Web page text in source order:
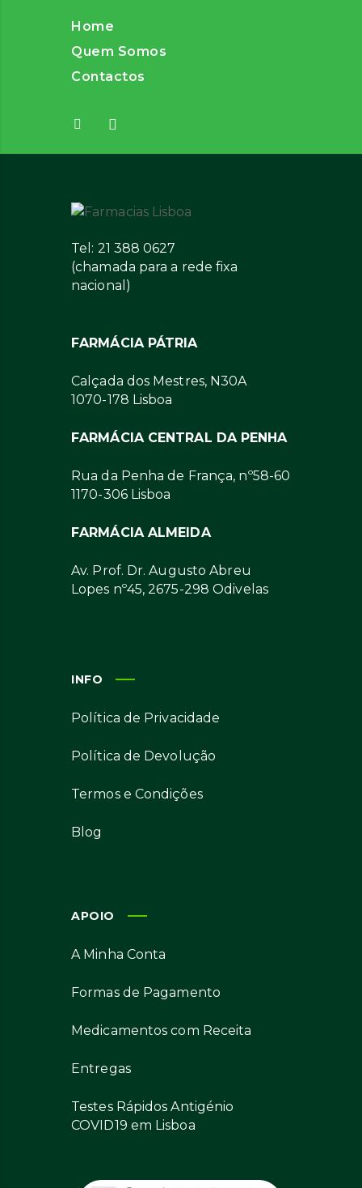
Home
Quem Somos
Contactos
Tel: 21 388 0627
(chamada para a rede fixa
nacional)
FARMÁCIA PÁTRIA
Calçada dos Mestres, N30A
1070-178 Lisboa
FARMÁCIA CENTRAL DA PENHA
Rua da Penha de França, nº58-60
1170-306 Lisboa
FARMÁCIA ALMEIDA
Av. Prof. Dr. Augusto Abreu
Lopes nº45, 2675-298 Odivelas
INFO
Política de Privacidade
Política de Devolução
Termos e Condições
Blog
APOIO
A Minha Conta
Formas de Pagamento
Medicamentos com Receita
Entregas
Testes Rápidos Antigénio
COVID19 em Lisboa